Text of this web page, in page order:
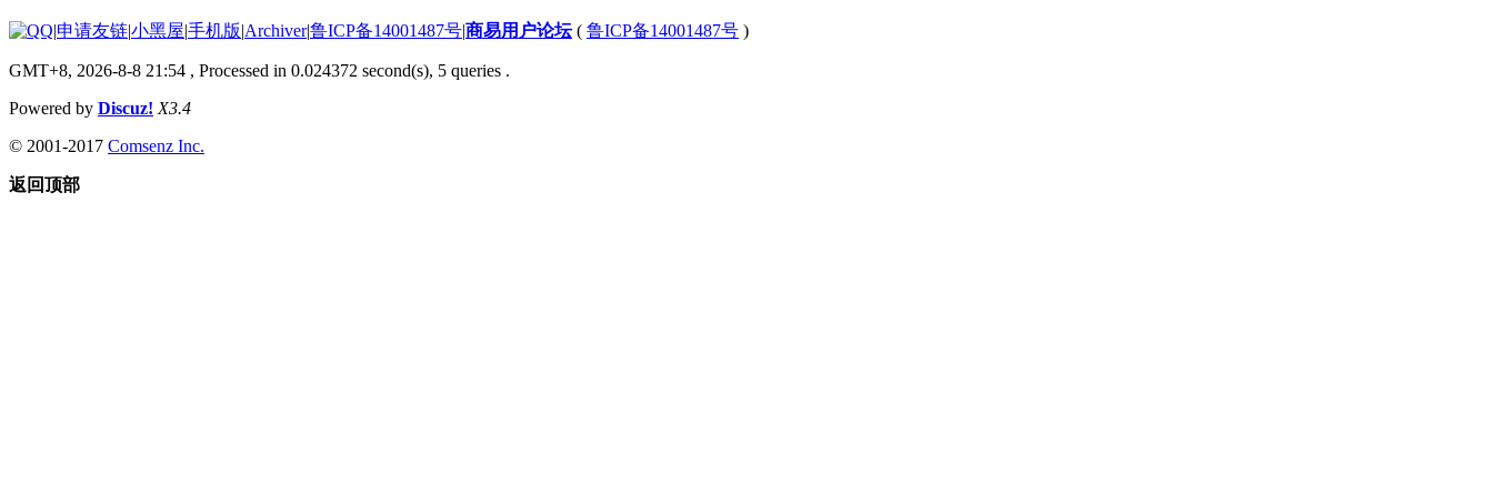
|申请友链|小黑屋|手机版|Archiver|鲁ICP备14001487号|商易用户论坛( 鲁ICP备14001487号 )
GMT+8, 2026-8-8 21:54 , Processed in 0.024372 second(s), 5 queries .
Powered by Discuz! X3.4
© 2001-2017 Comsenz Inc.
返回顶部